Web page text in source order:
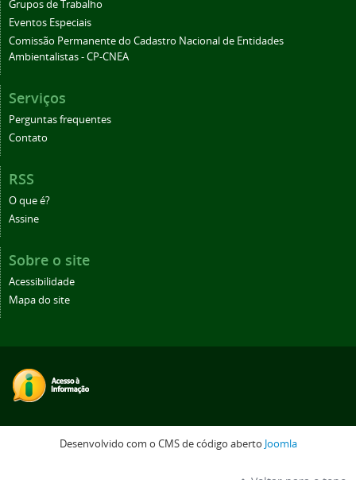
Grupos de Trabalho
Eventos Especiais
Comissão Permanente do Cadastro Nacional de Entidades
Ambientalistas - CP-CNEA
Serviços
Perguntas frequentes
Contato
RSS
O que é?
Assine
Sobre o site
Acessibilidade
Mapa do site
Desenvolvido com o CMS de código aberto Joomla